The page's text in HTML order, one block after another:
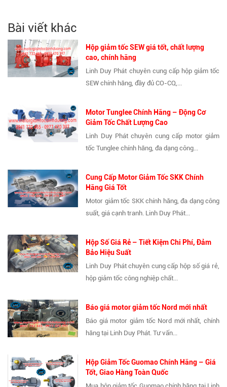
Bài viết khác
Hộp giảm tốc SEW giá tốt, chất lượng
cao, chính hãng
Linh Duy Phát chuyên cung cấp hộp giảm tốc
SEW chính hãng, đầy đủ CO-CQ,...
Motor Tunglee Chính Hãng – Động Cơ
Giảm Tốc Chất Lượng Cao
Linh Duy Phát chuyên cung cấp motor giảm
tốc Tunglee chính hãng, đa dạng công...
Cung Cấp Motor Giảm Tốc SKK Chính
Hãng Giá Tốt
Motor giảm tốc SKK chính hãng, đa dạng công
suất, giá cạnh tranh. Linh Duy Phát...
Hộp Số Giá Rẻ – Tiết Kiệm Chi Phí, Đảm
Bảo Hiệu Suất
Linh Duy Phát chuyên cung cấp hộp số giá rẻ,
hộp giảm tốc công nghiệp chất...
Báo giá motor giảm tốc Nord mới nhất
Báo giá motor giảm tốc Nord mới nhất, chính
hãng tại Linh Duy Phát. Tư vấn...
Hộp Giảm Tốc Guomao Chính Hãng – Giá
Tốt, Giao Hàng Toàn Quốc